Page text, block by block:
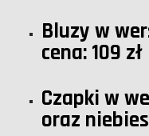
Bluzy w
cena: 109 zł
Czapki w
oraz